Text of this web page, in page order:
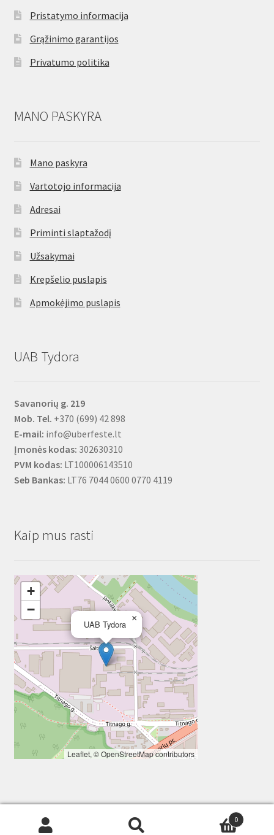
Pristatymo informacija
Grąžinimo garantijos
Privatumo politika
MANO PASKYRA
Mano paskyra
Vartotojo informacija
Adresai
Priminti slaptažodį
Užsakymai
Krepšelio puslapis
Apmokėjimo puslapis
UAB Tydora
Savanorių g. 219
Mob. Tel. +370 (699) 42 898
E-mail: info@uberfeste.lt
Įmonės kodas: 302630310
PVM kodas: LT100006143510
Seb Bankas: LT76 7044 0600 0770 4119
Kaip mus rasti
UAB Tydora
×
+
−
Leaflet, ©OpenStreetMapcontributors
0